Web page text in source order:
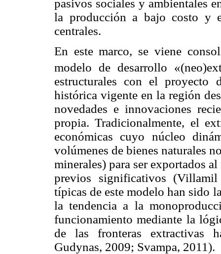
pasivos sociales y ambientales
la producción a bajo costo y
centrales.
En este marco, se viene
modelo de desarrollo
estructurales con el proyecto
histórica vigente en la región
novedades e innovaciones
propia. Tradicionalmente, el
económicas cuyo núcleo
volúmenes de bienes naturales
minerales) para ser exportados
previos significativos (Villamil
típicas de este modelo han sido
la tendencia a la
funcionamiento mediante la
de las fronteras extractivas
Gudynas, 2009; Svampa, 2011).